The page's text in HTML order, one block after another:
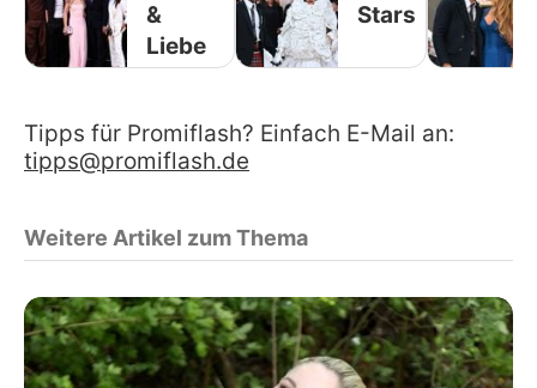
&
Liebe
Stars
Tipps für Promiflash? Einfach E-Mail an:
tipps@promiflash.de
Weitere Artikel zum Thema